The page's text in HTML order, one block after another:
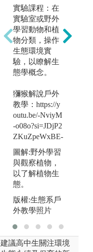
田野調查 : 以
實地走訪的方
式了解當地文
化與自然資
源，並深入研
究探討在地特
色
圖解:透過舉辦
學術研討會讓
學生更了解
實驗課程：在
實驗室或野外
學習動物和植
物分類，操作
生態環境實
驗，以瞭解生
態學概念。
獼猴解說戶外
教學：https://y
outu.be/-NviyM
-o08o?si=JDjP2
ZKuZpeWxBE-
圖解:野外學習
與觀察植物，
以了解植物生
態。
版權:生態系戶
外教學照片
建議高中生關注環境